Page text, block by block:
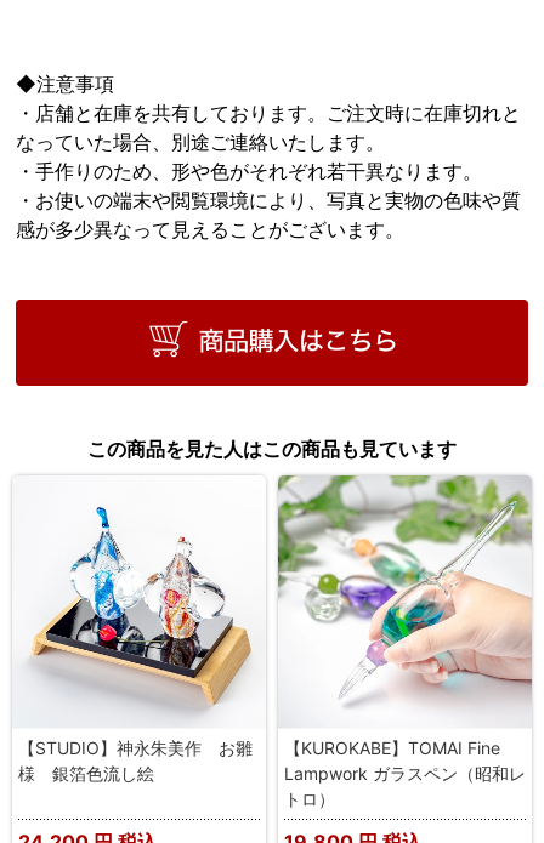
◆注意事項
・店舗と在庫を共有しております。ご注文時に在庫切れと
なっていた場合、別途ご連絡いたします。
・手作りのため、形や色がそれぞれ若干異なります。
・お使いの端末や閲覧環境により、写真と実物の色味や質
感が多少異なって見えることがございます。
この商品を見た人はこの商品も見ています
【STUDIO】神永朱美作 お雛
様 銀箔色流し絵
【KUROKABE】TOMAI Fine
Lampwork ガラスペン（昭和レ
トロ）